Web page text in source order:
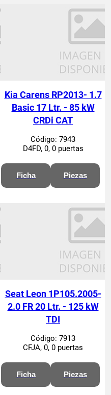
Kia Carens RP2013- 1.7
Basic 17 Ltr. - 85 kW
CRDi CAT
Código: 7943
D4FD, 0, 0 puertas
Ficha Piezas
Seat Leon 1P105.2005-
2.0 FR 20 Ltr. - 125 kW
TDI
Código: 7913
CFJA, 0, 0 puertas
Ficha Piezas